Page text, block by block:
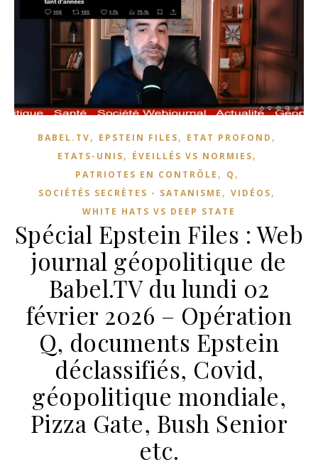
BABEL.TV, EPSTEIN FILES, ETAT PROFOND ,
ETATS-UNIS, ÉVEILLÉS VS NORMIES,
PATRIOTES EN CONTRÔLE , Q ,
SOCIÉTÉS SECRÈTES - SATANISME , VIDÉOS,
WHITE HATS VS DEEP STATE
Spécial Epstein Files : Web
journal géopolitique de
Babel.TV du lundi 02
février 2026 – Opération
Q, documents Epstein
déclassifiés, Covid,
géopolitique mondiale,
Pizza Gate, Bush Senior
etc.